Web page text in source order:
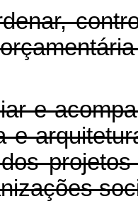
e
e